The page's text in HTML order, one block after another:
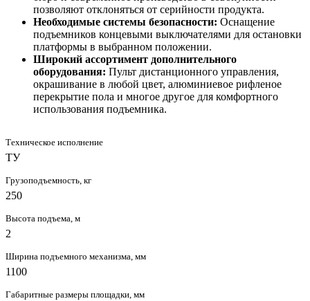
позволяют отклоняться от серийности продукта.
Необходимые системы безопасности: Оснащение
подъемников концевыми выключателями для остановки
платформы в выбранном положении.
Широкий ассортимент дополнительного
оборудования: Пульт дистанционного управления,
окрашивание в любой цвет, алюминиевое рифленое
перекрытие пола и многое другое для комфортного
использования подъемника.
Техническое исполнение
ТУ
Грузоподъемность, кг
250
Высота подъема, м
2
Ширина подъемного механизма, мм
1100
Габаритные размеры площадки, мм